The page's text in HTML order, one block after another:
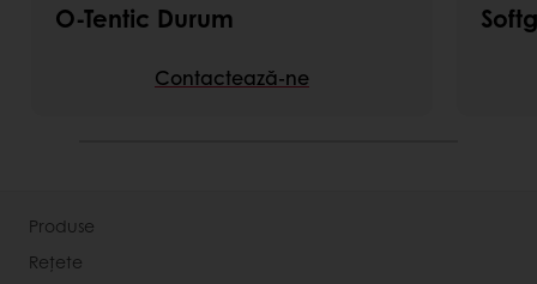
O-Tentic Durum
Contactează-ne
Produse
Rețete